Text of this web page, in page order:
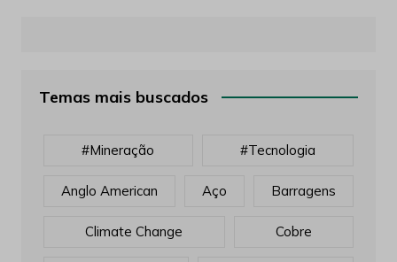
Temas mais buscados
#mineração #tecnologia
Anglo American Aço Barragens
Climate Change Cobre